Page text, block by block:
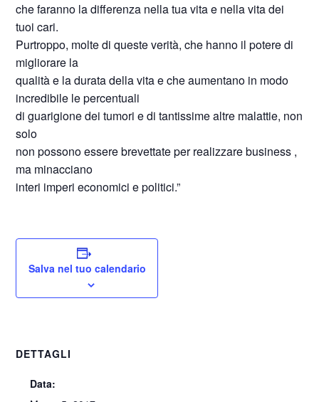
che faranno la differenza nella tua vita e nella vita dei
tuoi cari.
Purtroppo, molte di queste verità, che hanno il potere di
migliorare la
qualità e la durata della vita e che aumentano in modo
incredibile le percentuali
di guarigione dei tumori e di tantissime altre malattie, non
solo
non possono essere brevettate per realizzare business ,
ma minacciano
interi imperi economici e politici.”
Salva nel tuo calendario
DETTAGLI
Data: